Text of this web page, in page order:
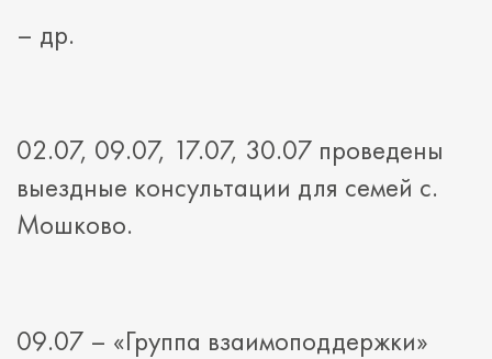
– др.
02.07, 09.07, 17.07, 30.07 проведены
выездные консультации для семей с.
Мошково.
09.07 – «Группа взаимоподдержки»